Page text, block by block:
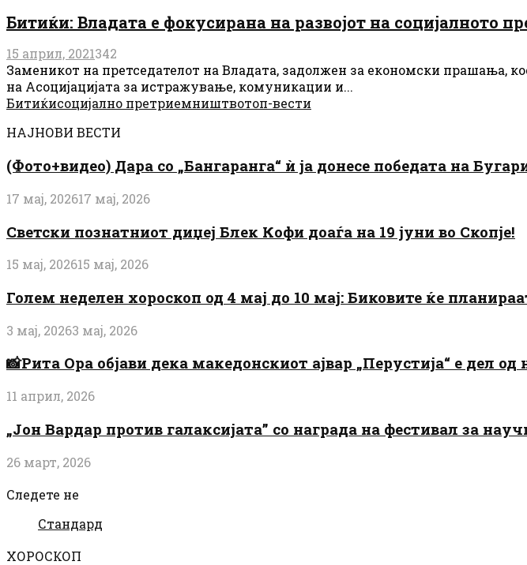
Битиќи: Владата е фокусирана на развојот на социјалното
15 април, 2021342
Заменикот на претседателот на Владата, задолжен за економски прашања,
на Асоцијацијата за истражување, комуникации и...
Битиќисоцијално претриемништвотоп-вести
НАЈНОВИ ВЕСТИ
(Фото+видео) Дара со „Бангаранга“ ѝ ја донесе победата на
17 мај, 202617 мај, 2026
Светски познатниот диџеј Блек Кофи доаѓа на 19 јуни во Скопје!
15 мај, 202615 мај, 2026
Голем неделен хороскоп од 4 мај до 10 мај: Биковите ќе
3 мај, 20263 мај, 2026
📸Рита Ора објави дека македонскиот ајвар „Перустија“ е дел
11 април, 2026
„Јон Вардар против галаксијата” со награда на фестивал за
26 март, 2026
Следете не
Стандард
ХОРОСКОП